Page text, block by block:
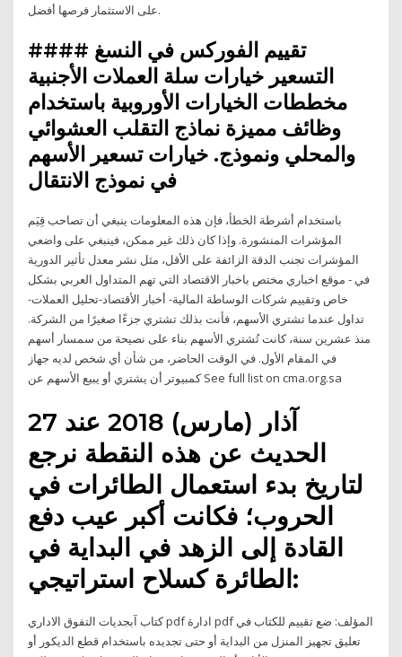
على الاستثمار فرصها أفضل.
تقييم الفوركس في النسغ ####
التسعير خيارات سلة العملات الأجنبية
مخططات الخيارات الأوروبية باستخدام
وظائف مميزة نماذج التقلب العشوائي
والمحلي ونموذج. خيارات تسعير الأسهم
في نموذج الانتقال
باستخدام أشرطة الخطأ، فإن هذه المعلومات ينبغي أن تصاحب قِيَم
المؤشرات المنشورة. وإذا كان ذلك غير ممكن، فينبغي على واضعي
المؤشرات تجنب الدقة الزائفة على الأقل، مثل نشر معدل تأثير الدورية
في - موقع اخباري مختص باخبار الاقتصاد التي تهم المتداول العربي بشكل
خاص وتقييم شركات الوساطة المالية- أخبار الأقتصاد-تحليل العملات-
تداول عندما تشتري الأسهم، فأنت بذلك تشتري جزءًا صغيرًا من الشركة.
منذ عشرين سنة، كانت تُشتري الأسهم بناء على نصيحة من سمسار أسهم
في المقام الأول. في الوقت الحاضر، من شأن أي شخص لديه جهاز
كمبيوتر أن يشتري أو يبيع الأسهم عن See full list on cma.org.sa
27 آذار (مارس) 2018 عند
الحديث عن هذه النقطة نرجع
لتاريخ بدء استعمال الطائرات في
الحروب؛ فكانت أكبر عيب دفع
القادة إلى الزهد في البداية في
الطائرة كسلاح استراتيجي:
كتاب آبجديات التفوق الاداري pdf ادارة pdf المؤلف: ضع تقييم للكتاب في
تعليق تجهيز المنزل من البداية أو حتى تجديده باستخدام قطع الديكور أو